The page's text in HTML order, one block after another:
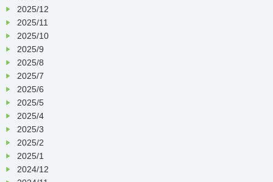
2025/12
2025/11
2025/10
2025/9
2025/8
2025/7
2025/6
2025/5
2025/4
2025/3
2025/2
2025/1
2024/12